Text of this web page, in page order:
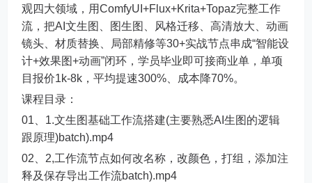
观四大领域，用ComfyUI+Flux+Krita+Topaz完整工作
流，把AI文生图、图生图、风格迁移、高清放大、动画
镜头、材质替换、局部精修等30+实战节点串成“智能设
计+效果图+动画”闭环，学员毕业即可接商业单，单项
目报价1k-8k，平均提速300%、成本降70%。
课程目录：
01、1.文生图基础工作流搭建(主要熟悉AI生图的逻辑
跟原理)batch).mp4
02、2,工作流节点如何改名称，改颜色，打组，添加注
释及保存导出工作流batch).mp4